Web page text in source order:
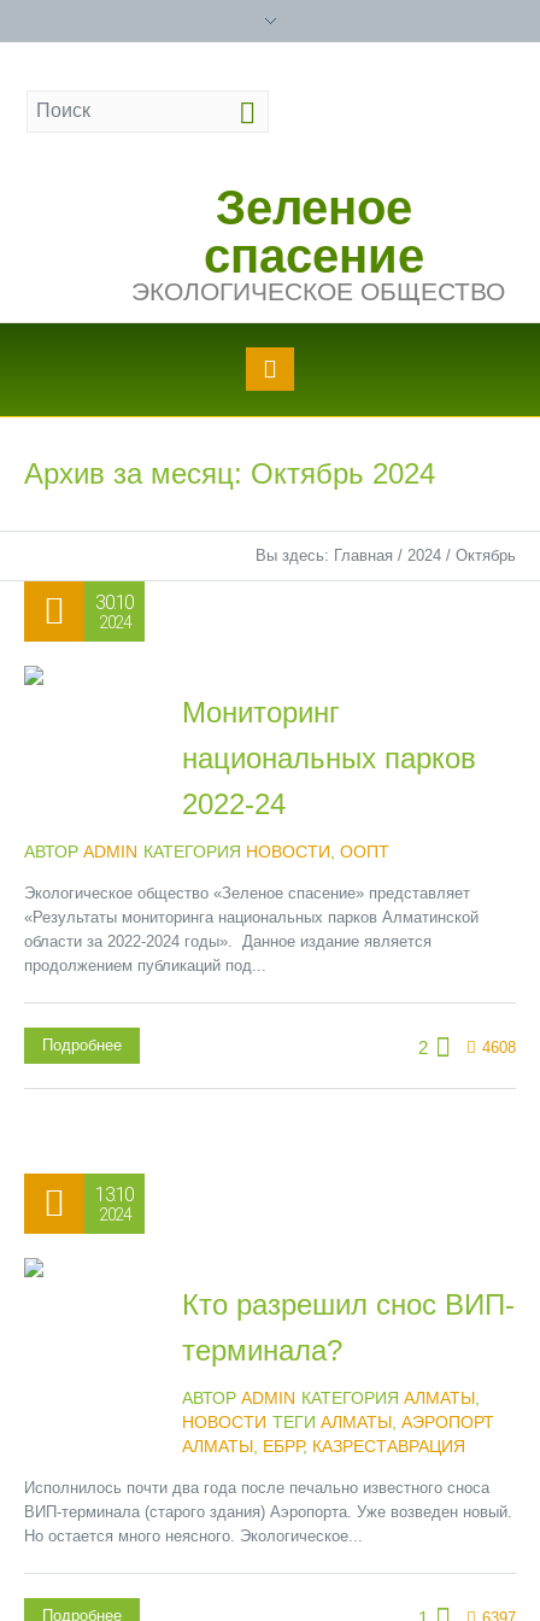
Зеленое
спасение
ЭКОЛОГИЧЕСКОЕ ОБЩЕСТВО
Архив за месяц: Октябрь 2024
Вы здесь: Главная / 2024 / Октябрь
30.10
2024
Мониторинг
национальных парков
2022-24
АВТОР ADMIN КАТЕГОРИЯ НОВОСТИ ООПТ
Экологическое общество «Зеленое спасение» представляет
«Результаты мониторинга национальных парков Алматинской
области за 2022-2024 годы». Данное издание является
продолжением публикаций под...
2 4608
Подробнее
13.10
2024
Кто разрешил снос ВИП-
терминала?
АВТОР ADMIN КАТЕГОРИЯ АЛМАТЫ,
НОВОСТИ ТЕГИ АЛМАТЫ, АЭРОПОРТ
АЛМАТЫ, ЕБРР, КАЗРЕСТАВРАЦИЯ
Исполнилось почти два года после печально известного сноса
ВИП-терминала (старого здания) Аэропорта. Уже возведен новый.
Но остается много неясного. Экологическое...
Подробнее